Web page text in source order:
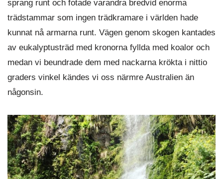
sprang runt och fotade varandra bredvid enorma
trädstammar som ingen trädkramare i världen hade
kunnat nå armarna runt. Vägen genom skogen kantades
av eukalyptusträd med kronorna fyllda med koalor och
medan vi beundrade dem med nackarna krökta i nittio
graders vinkel kändes vi oss närmre Australien än
någonsin.